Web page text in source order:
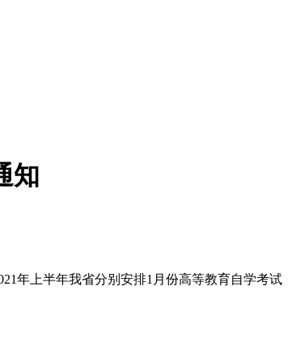
知
年上半年我省分别安排1月份高等教育自学考试